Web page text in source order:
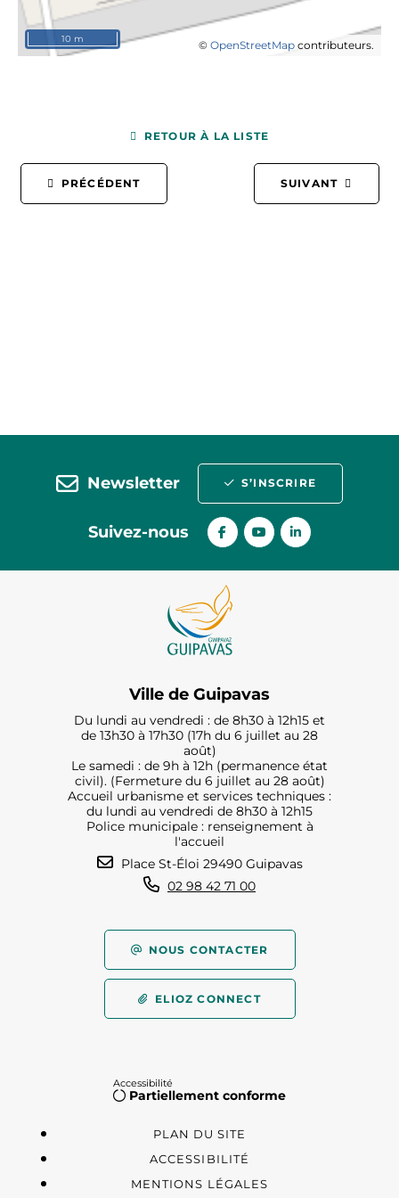
© OpenStreetMap contributeurs.
10 m
PRÉCÉDENT
RETOUR À LA LISTE
SUIVANT
Newsletter S’INSCRIRE
Suivez-nous
Ville de Guipavas
Du lundi au vendredi : de 8h30 à 12h15 et
de 13h30 à 17h30 (17h du 6 juillet au 28
août)
Le samedi : de 9h à 12h (permanence état
civil). (Fermeture du 6 juillet au 28 août)
Accueil urbanisme et services techniques :
du lundi au vendredi de 8h30 à 12h15
Police municipale : renseignement à
l'accueil
Place St-Éloi 29490 Guipavas
02 98 42 71 00
NOUS CONTACTER
ELIOZ CONNECT
Accessibilité
Partiellement conforme
PLAN DU SITE
ACCESSIBILITÉ
MENTIONS LÉGALES